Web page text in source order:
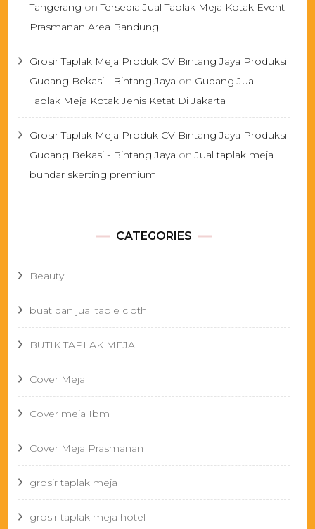
Tangerang onTersedia Jual Taplak Meja Kotak Event
Prasmanan Area Bandung
Grosir Taplak Meja Produk CV Bintang Jaya Produksi
Gudang Bekasi - Bintang Jaya on Gudang Jual
Taplak Meja Kotak Jenis Ketat Di Jakarta
Grosir Taplak Meja Produk CV Bintang Jaya Produksi
Gudang Bekasi - Bintang Jaya onJual taplak meja
bundar skerting premium
CATEGORIES
Beauty
buat dan jual table cloth
BUTIK TAPLAK MEJA
Cover Meja
Cover meja Ibm
Cover Meja Prasmanan
grosir taplak meja
grosir taplak meja hotel